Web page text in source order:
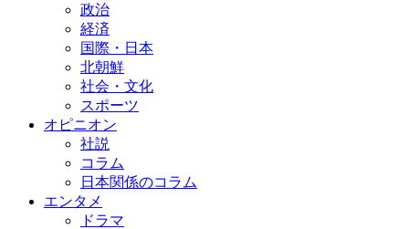
政治
経済
国際・日本
北朝鮮
社会・文化
スポーツ
オピニオン
社説
コラム
日本関係のコラム
エンタメ
ドラマ